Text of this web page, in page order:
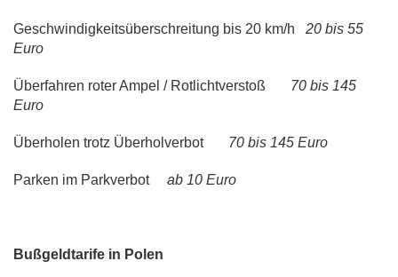
Geschwindigkeitsüberschreitung bis 20 km/h 20 bis 55
Euro
Überfahren roter Ampel / Rotlichtverstoß
70 bis 145
Euro
Überholen trotz Überholverbot 70 bis 145 Euro
Parken im Parkverbot ab 10 Euro
Bußgeldtarife in Polen